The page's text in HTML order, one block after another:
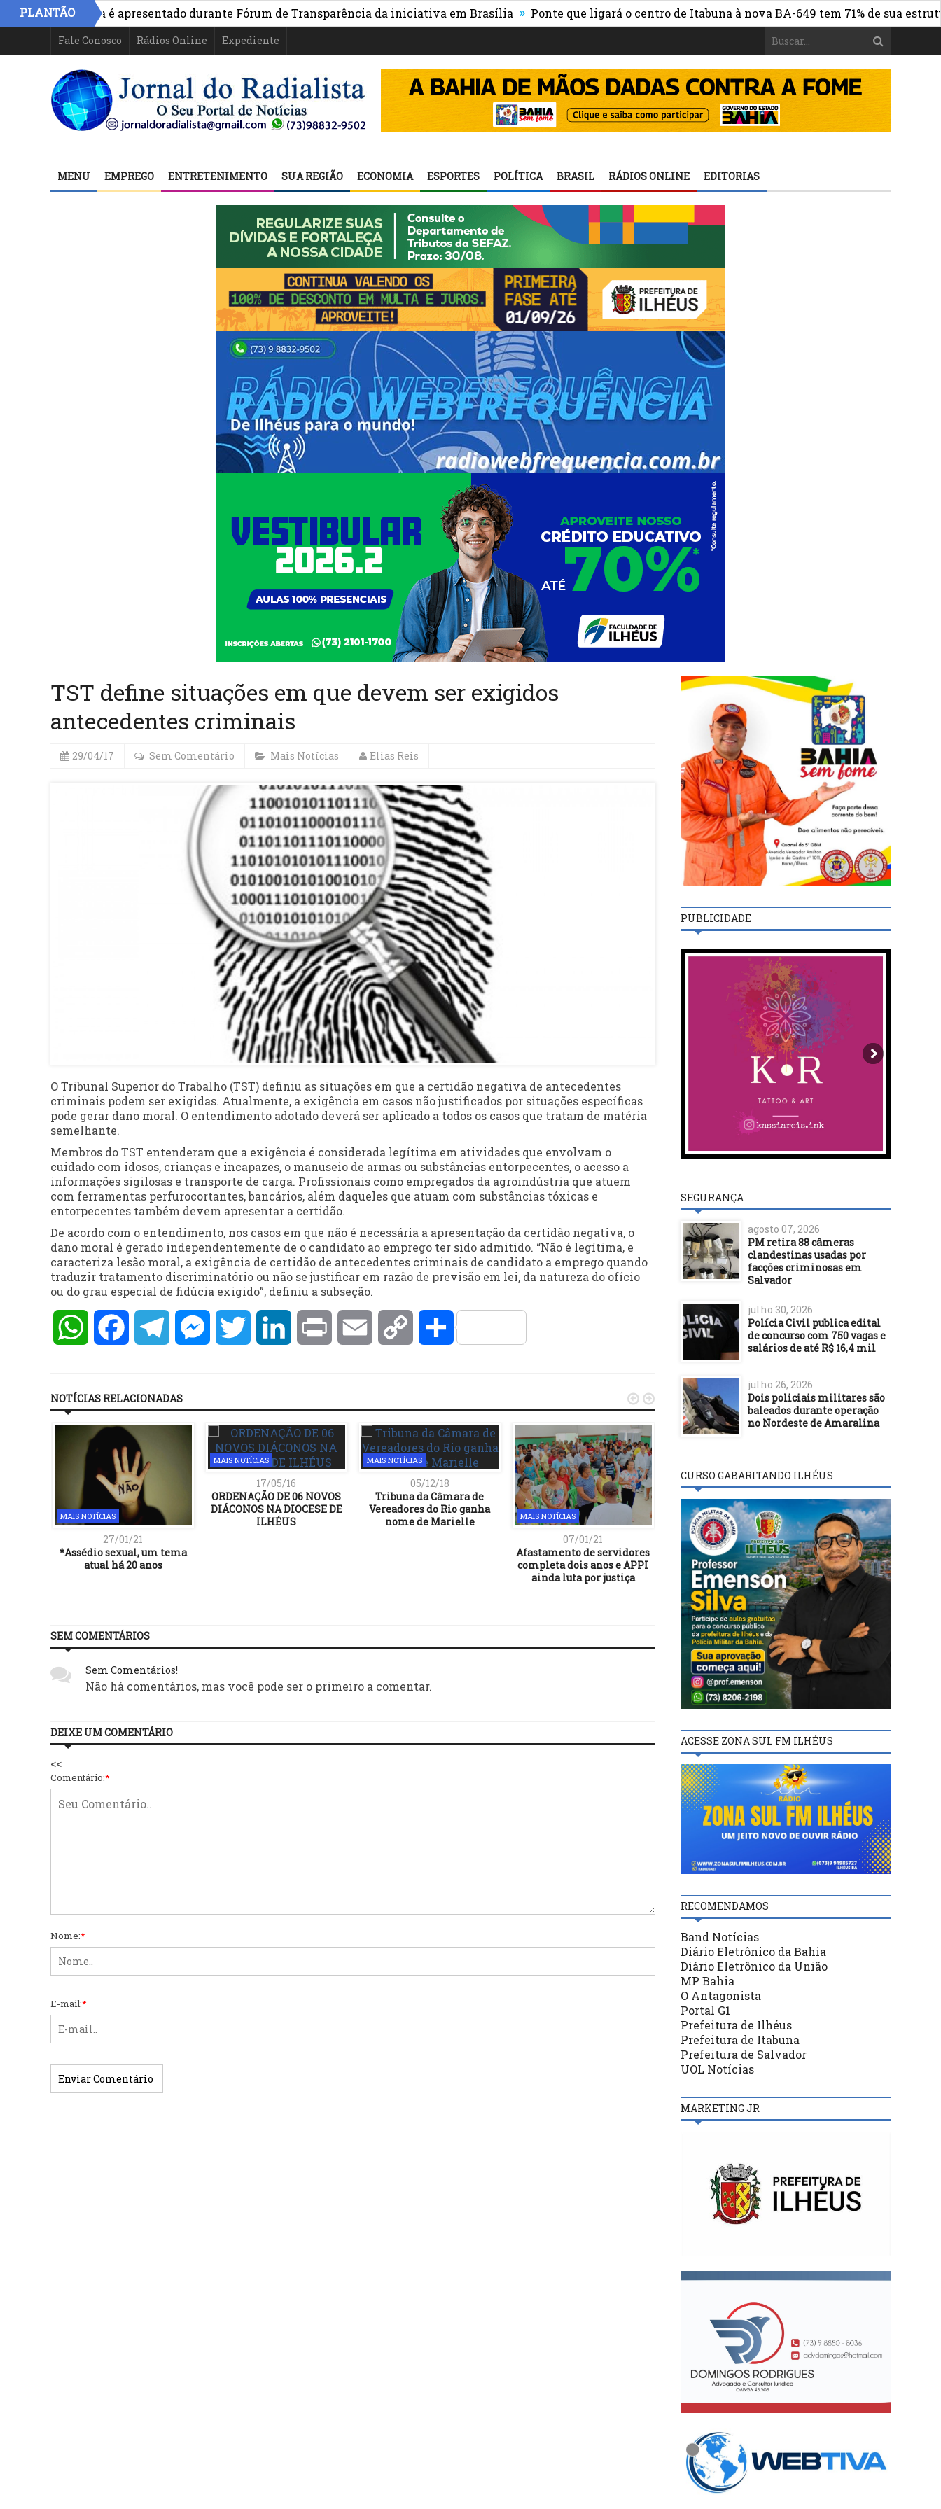
PLANTÃO
na Bahia é apresentado durante Fórum de Transparência da iniciativa em Brasília » Ponte que ligará o centro de Itabuna à nova BA-649 tem 71% de sua estrutura
Fale Conosco Rádios Online Expediente
MENU EMPREGO ENTRETENIMENTO SUA REGIÃO ECONOMIA ESPORTES POLÍTICA BRASIL RÁDIOS ONLINE EDITORIAS
TST define situações em que devem ser exigidos
antecedentes criminais
29/04/17 Sem Comentário Mais Notícias Elias Reis
O Tribunal Superior do Trabalho (TST) definiu as situações em que a certidão negativa de antecedentes
criminais podem ser exigidas. Atualmente, a exigência em casos não justificados por situações específicas
pode gerar dano moral. O entendimento adotado deverá ser aplicado a todos os casos que tratam de matéria
semelhante.
Membros do TST entenderam que a exigência é considerada legítima em atividades que envolvam o
cuidado com idosos, crianças e incapazes, o manuseio de armas ou substâncias entorpecentes, o acesso a
informações sigilosas e transporte de carga. Profissionais como empregados da agroindústria que atuem
com ferramentas perfurocortantes, bancários, além daqueles que atuam com substâncias tóxicas e
entorpecentes também devem apresentar a certidão.
De acordo com o entendimento, nos casos em que não é necessária a apresentação da certidão negativa, o
dano moral é gerado independentemente de o candidato ao emprego ter sido admitido. “Não é legítima, e
caracteriza lesão moral, a exigência de certidão de antecedentes criminais de candidato a emprego quando
traduzir tratamento discriminatório ou não se justificar em razão de previsão em lei, da natureza do ofício
ou do grau especial de fidúcia exigido”, definiu a subseção.
WhatsAppFacebookTelegramMessengerTwitter LinkedInPrint Email Copy Compartilhar
NOTÍCIAS RELACIONADAS
MAIS NOTÍCIAS
27/01/21
*Assédio sexual, um tema
atual há 20 anos
MAIS NOTÍCIAS
17/05/16
ORDENAÇÃO DE 06 NOVOS
DIÁCONOS NA DIOCESE DE
ILHÉUS
MAIS NOTÍCIAS
05/12/18
Tribuna da Câmara de
Vereadores do Rio ganha
nome de Marielle
MAIS NOTÍCIAS
07/01/21
Afastamento de servidores
completa dois anos e APPI
ainda luta por justiça
MAIS NOTÍCIAS
05/08/22
Bloqueio de valores e
penhora de salário e
aposentadoria: quando é
permitido?
06/12/16
UFBA concede título
Doutor Honoris Causa
Maria Bethânia
 
SEM COMENTÁRIOS
Sem Comentários!
Não há comentários, mas você pode ser o primeiro a comentar.
DEIXE UM COMENTÁRIO
<<
Comentário:*
Nome:*
E-mail:*
PUBLICIDADE
SEGURANÇA
agosto 07, 2026
PM retira 88 câmeras
clandestinas usadas por
facções criminosas em
Salvador
julho 30, 2026
Polícia Civil publica edital
de concurso com 750 vagas e
salários de até R$ 16,4 mil
julho 26, 2026
Dois policiais militares são
baleados durante operação
no Nordeste de Amaralina
CURSO GABARITANDO ILHÉUS
ACESSE ZONA SUL FM ILHÉUS
RECOMENDAMOS
Band Notícias
Diário Eletrônico da Bahia
Diário Eletrônico da União
MP Bahia
O Antagonista
Portal G1
Prefeitura de Ilhéus
Prefeitura de Itabuna
Prefeitura de Salvador
UOL Notícias
MARKETING JR